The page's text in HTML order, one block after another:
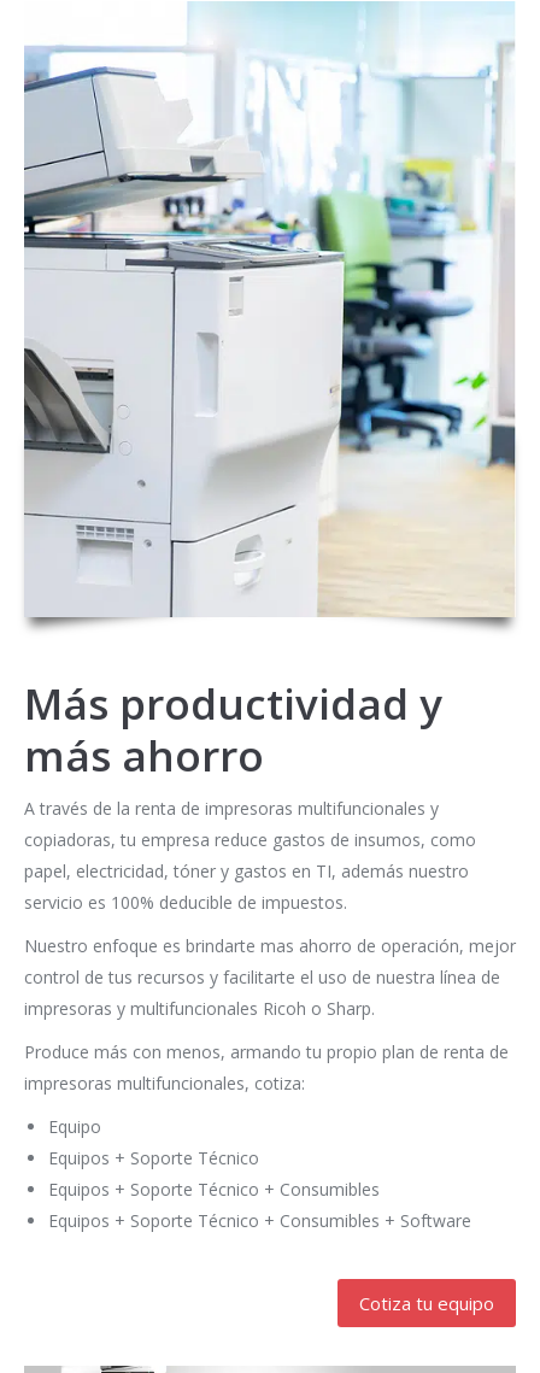
Más productividad y
más ahorro
A través de la renta de impresoras multifuncionales y
copiadoras, tu empresa reduce gastos de insumos, como
papel, electricidad, tóner y gastos en TI, además nuestro
servicio es 100% deducible de impuestos.
Nuestro enfoque es brindarte mas ahorro de operación, mejor
control de tus recursos y facilitarte el uso de nuestra línea de
impresoras y multifuncionales Ricoh o Sharp.
Produce más con menos, armando tu propio plan de renta de
impresoras multifuncionales, cotiza:
Equipo
Equipos + Soporte Técnico
Equipos + Soporte Técnico + Consumibles
Equipos + Soporte Técnico + Consumibles + Software
Cotiza tu equipo